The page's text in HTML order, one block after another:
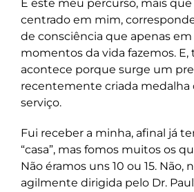
E este meu percurso, mais
centrado em mim,
de consciência que apenas
momentos da vida fazemos. E,
acontece porque surge um
recentemente criada medalha
serviço.
Fui receber a minha, afinal já
“casa”, mas fomos muitos os
Não éramos uns 10 ou 15. Não,
agilmente dirigida pelo Dr.